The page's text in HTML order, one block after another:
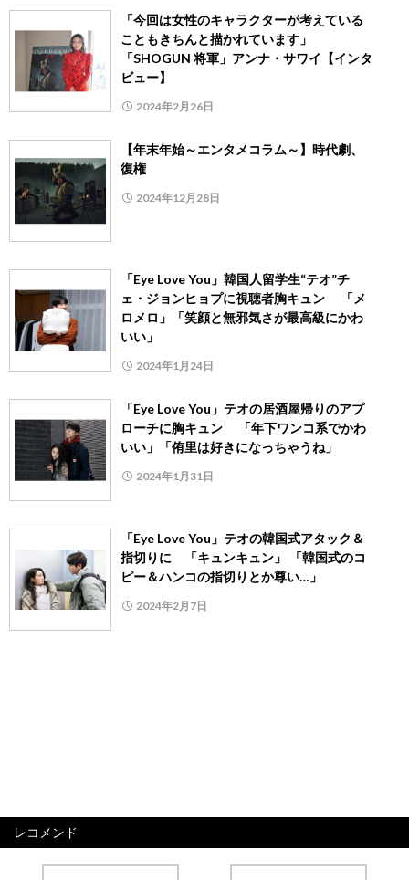
「今回は女性のキャラクターが考えている
こともきちんと描かれています」
「SHOGUN 将軍」アンナ・サワイ【インタ
ビュー】
2024年2月26日
【年末年始～エンタメコラム～】時代劇、
復権
2024年12月28日
「Eye Love You」韓国人留学生“テオ”チ
ェ・ジョンヒョプに視聴者胸キュン 「メ
ロメロ」「笑顔と無邪気さが最高級にかわ
いい」
2024年1月24日
「Eye Love You」テオの居酒屋帰りのアプ
ローチに胸キュン 「年下ワンコ系でかわ
いい」「侑里は好きになっちゃうね」
2024年1月31日
「Eye Love You」テオの韓国式アタック＆
指切りに 「キュンキュン」 「韓国式のコ
ピー＆ハンコの指切りとか尊い…」
2024年2月7日
レコメンド